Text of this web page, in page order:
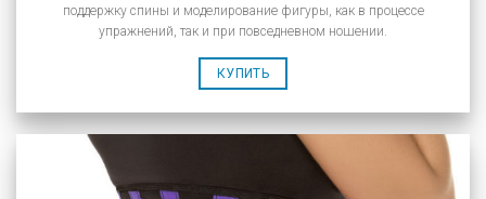
поддержку спины и моделирование фигуры, как в процессе
упражнений, так и при повседневном ношении.
КУПИТЬ